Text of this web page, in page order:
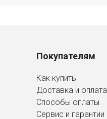
Покупателям
Как купить
Доставка и оплата
Способы оплаты
Сервис и гарантии